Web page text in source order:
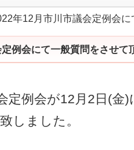
年12月市川市議会定例会
例会にて一般質問をさせて
定例会が12月2日(金
しました。